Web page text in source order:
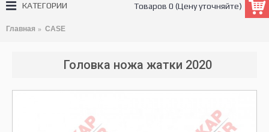
Товаров 0 (Цену уточняйте)
КАТЕГОРИИ
Главная CASE
Головка ножа жатки 2020